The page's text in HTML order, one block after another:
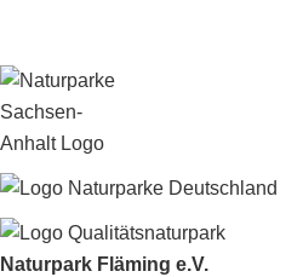
Naturpark Fläming e.V.